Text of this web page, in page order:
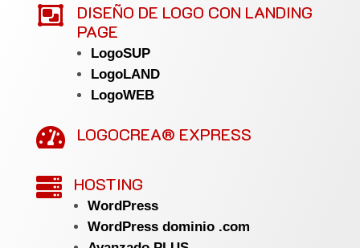

DISEÑO DE LOGO CON LANDING
PAGE
LogoSUP
LogoLAND
LogoWEB
 LOGOCREA® EXPRESS
 HOSTING
WordPress
WordPress dominio .com